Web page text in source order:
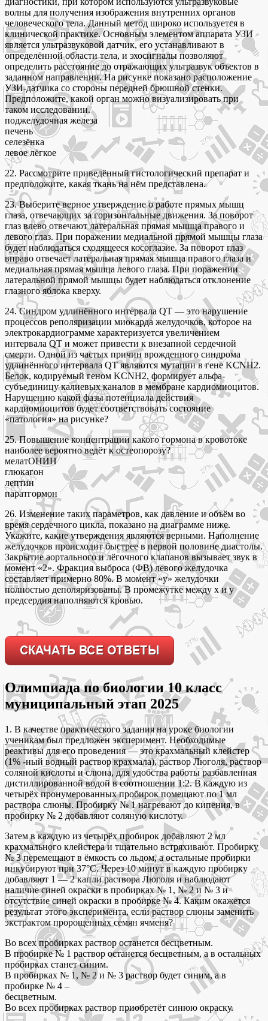
волны для получения изображения внутренних органов
человеческого тела. Данный метод широко используется в
клинической практике. Основным элементом аппарата УЗИ
является ультразвуковой датчик, его устанавливают в
определённой области тела, и эхосигналы позволяют
определить расстояние до отражающих ультразвук объектов в
заданном направлении. На рисунке показано расположение
УЗИ-датчика со стороны передней брюшной стенки.
Предположите, какой орган можно визуализировать при
таком исследовании.
поджелудочная железа
печень
селезёнка
левое лёгкое
22. Рассмотрите приведённый гистологический препарат и
предположите, какая ткань на нём представлена.
23. Выберите верное утверждение о работе прямых мышц
глаза, отвечающих за горизонтальные движения. За поворот
глаз влево отвечают латеральная прямая мышца правого и
левого глаз. При поражении медиальной прямой мышцы глаза
будет наблюдаться сходящееся косоглазие. За поворот глаз
вправо отвечает латеральная прямая мышца правого глаза и
медиальная прямая мышца левого глаза. При поражении
латеральной прямой мышцы будет наблюдаться отклонение
глазного яблока кверху.
24. Синдром удлинённого интервала QT — это нарушение
процессов реполяризации миокарда желудочков, которое на
электрокардиограмме характеризуется увеличением
интервала QT и может привести к внезапной сердечной
смерти. Одной из частых причин врожденного синдрома
удлинённого интервала QT являются мутации в гене KCNH2.
Белок, кодируемый геном KCNH2, формирует альфа-
субъединицу калиевых каналов в мембране кардиомиоцитов.
Нарушению какой фазы потенциала действия
кардиомиоцитов будет соответствовать состояние
«патология» на рисунке?
25. Повышение концентрации какого гормона в кровотоке
наиболее вероятно ведёт к остеопорозу?
мелатОНИН
глюкагон
лептин
паратгормон
26. Изменение таких параметров, как давление и объём во
время сердечного цикла, показано на диаграмме ниже.
Укажите, какие утверждения являются верными. Наполнение
желудочков происходит быстрее в первой половине диастолы.
Закрытие аортального и лёгочного клапанов вызывает звук в
момент «2». Фракция выброса (ФВ) левого желудочка
составляет примерно 80%. В момент «у» желудочки
полностью деполяризованы. В промежутке между х и у
предсердия наполняются кровью.
Олимпиада по биологии 10 класс
муниципальный этап 2025
1. В качестве практического задания на уроке биологии
ученикам был предложен эксперимент. Необходимые
реактивы для его проведения — это крахмальный клейстер
(1% -ный водный раствор крахмала), раствор Люголя, раствор
соляной кислоты и слюна, для удобства работы разбавленная
дистиллированной водой в соотношении 1:2. В каждую из
четырёх пронумерованных пробирок помещают по 1 мл
раствора слюны. Пробирку № 1 нагревают до кипения, в
пробирку № 2 добавляют соляную кислоту.
Затем в каждую из четырёх пробирок добавляют 2 мл
крахмального клейстера и тщательно встряхивают. Пробирку
№ 3 перемещают в ёмкость со льдом, а остальные пробирки
инкубируют при 37°C. Через 10 минут в каждую пробирку
добавляют 1 — 2 капли раствора Люголя и наблюдают
наличие синей окраски в пробирках № 1, № 2 и № 3 и
отсутствие синей окраски в пробирке № 4. Каким окажется
результат этого эксперимента, если раствор слюны заменить
экстрактом пророщенных семян ячменя?
Во всех пробирках раствор останется бесцветным.
В пробирке № 1 раствор останется бесцветным, а в остальных
пробирках станет синим.
В пробирках № 1, № 2 и № 3 раствор будет синим, а в
пробирке № 4 –
бесцветным.
Во всех пробирках раствор приобретёт синюю окраску.